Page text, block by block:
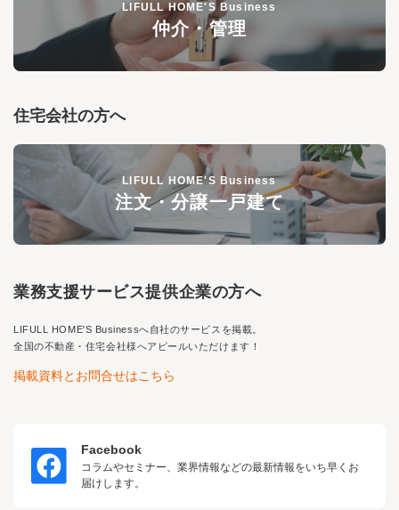
LIFULL HOME'S Business
仲介・管理
住宅会社の方へ
LIFULL HOME'S Business
注文・分譲一戸建て
業務支援サービス提供企業の方へ
LIFULL HOME'S Businessへ自社のサービスを掲載。
全国の不動産・住宅会社様へアピールいただけます！
掲載資料とお問合せはこちら
Facebook
コラムやセミナー、業界情報などの最新情報をいち早くお
届けします。